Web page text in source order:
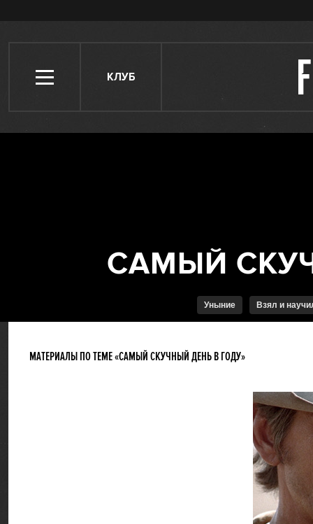
КЛУБ
Уныние Взял и
МАТЕРИАЛЫ ПО ТЕМЕ «САМЫЙ СКУЧНЫЙ ДЕНЬ В ГОДУ»